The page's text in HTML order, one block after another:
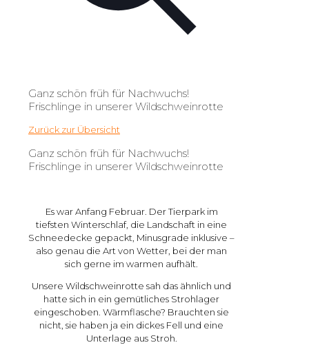
Ganz schön früh für Nachwuchs!
Frischlinge in unserer Wildschweinrotte
Zurück zur Übersicht
Ganz schön früh für Nachwuchs!
Frischlinge in unserer Wildschweinrotte
Es war Anfang Februar. DerTierpark im
tiefsten Winterschlaf, die Landschaft in eine
Schneedecke gepackt, Minusgrade inklusive –
also genau die Art von Wetter, bei der man
sich gerne im warmen aufhält.
Unsere Wildschweinrotte sah das ähnlich und
hatte sich in ein gemütliches Strohlager
eingeschoben. Wärmflasche? Brauchten sie
nicht, sie haben ja ein dickes Fell und eine
Unterlage aus Stroh.